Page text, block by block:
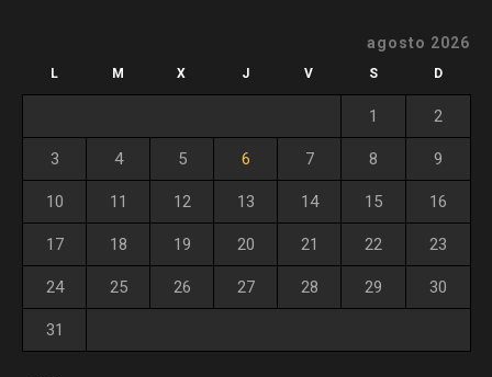
agosto 2026
L M X J V S D
1 2
3 4 5 6 7 8 9
10 11 12 13 14 15 16
17 18 19 20 21 22 23
24 25 26 27 28 29 30
31